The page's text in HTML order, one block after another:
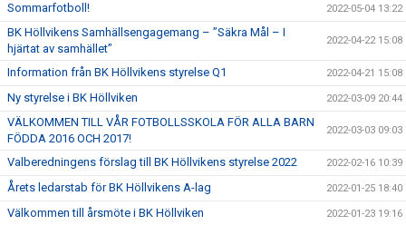
Sommarfotboll! 2022-05-04 13:22
BK Höllvikens Samhällsengagemang – ”Säkra Mål – I
hjärtat av samhället”
2022-04-22 15:08
Information från BK Höllvikens styrelse Q1 2022-04-21 15:08
Ny styrelse i BK Höllviken 2022-03-09 20:44
VÄLKOMMEN TILL VÅR FOTBOLLSSKOLA FÖR ALLA BARN
FÖDDA 2016 OCH 2017!
2022-03-03 09:03
Valberedningens förslag till BK Höllvikens styrelse 2022 2022-02-16 10:39
Årets ledarstab för BK Höllvikens A-lag 2022-01-25 18:40
Välkommen till årsmöte i BK Höllviken 2022-01-23 19:16